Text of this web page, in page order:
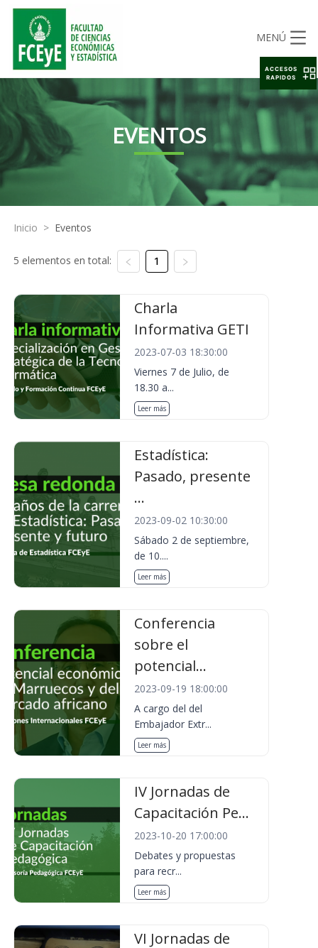
MENÚ
EVENTOS
Inicio > Eventos
5 elementos en total: 1
Charla
Informativa GETI
2023-07-03 18:30:00
Viernes 7 de Julio, de
18.30 a...
Leer más
Estadística:
Pasado, presente
...
2023-09-02 10:30:00
Sábado 2 de septiembre,
de 10....
Leer más
Conferencia
sobre el
potencial...
2023-09-19 18:00:00
A cargo del del
Embajador Extr...
Leer más
IV Jornadas de
Capacitación Pe...
2023-10-20 17:00:00
Debates y propuestas
para recr...
Leer más
VI Jornadas de
ACCESOS
RAPIDOS